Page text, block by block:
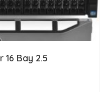
16 Bay 2.5